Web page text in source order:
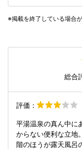
掲載を終了している場合が
総合
評価：
平湯温泉の真ん中に
からない便利な立地
階のほうが露天風呂